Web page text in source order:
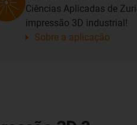
Ciências Aplicadas de
impressão 3D industrial!
Sobre a aplicação